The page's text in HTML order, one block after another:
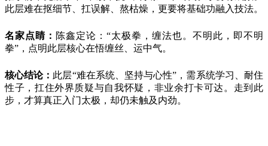
此层难在抠细节、扛误解、熬枯燥，更要将基础功融入技法。
名家点睛： 陈鑫定论： “太极拳，缠法也。不明此，即不明
拳”，点明此层核心在悟缠丝、运中气。
核心结论： 此层“难在系统、坚持与心性”，需系统学习、耐住
性子，扛住外界质疑与自我怀疑，非业余打卡可达。走到此
步，才算真正入门太极，却仍未触及内劲。